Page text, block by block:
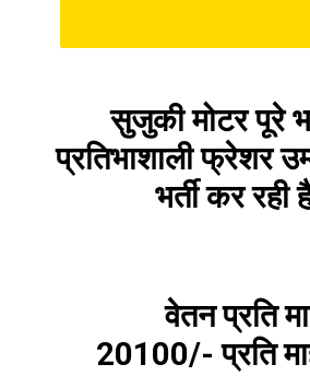
सुजुकी मोटर पूरे
प्रतिभाशाली फ्रेशर
भर्ती कर रही
वेतन प्रति
20100/- प्रति